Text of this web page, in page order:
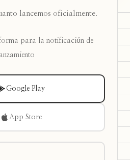
lancemos oficialmente.
para la notificación de
lanzamiento
Google Play
App Store